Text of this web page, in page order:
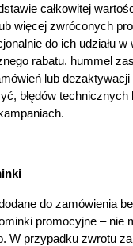
całkowitej
więcej zwróconych
do ich udziału w
rabatu. hummel
lub
błędów technicznych
do zamówienia
promocyjne – nie
W przypadku zwrotu